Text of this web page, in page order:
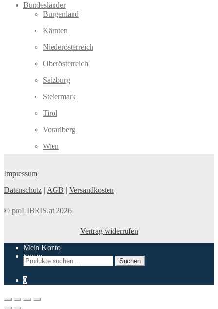
Bundesländer
Burgenland
Kärnten
Niederösterreich
Oberösterreich
Salzburg
Steiermark
Tirol
Vorarlberg
Wien
Impressum
Datenschutz | AGB | Versandkosten
© proLIBRIS.at 2026
Vertrag widerrufen
Mein Konto
Suche
Suchen
Suchen
0